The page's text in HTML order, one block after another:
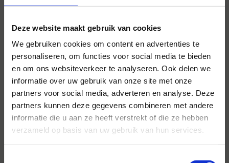
Deze website maakt gebruik van cookies
We gebruiken cookies om content en advertenties te
personaliseren, om functies voor social media te bieden
en om ons websiteverkeer te analyseren. Ook delen we
informatie over uw gebruik van onze site met onze
partners voor social media, adverteren en analyse. Deze
partners kunnen deze gegevens combineren met andere
informatie die u aan ze heeft verstrekt of die ze hebben
verzameld op basis van uw gebruik van hun services.
Voor al uw evenementen en
partijen
Hansen Evenementen is uw partner voor